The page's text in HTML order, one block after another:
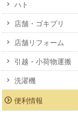
ハト
店舗・ゴキブリ
店舗リフォーム
引越・小荷物運搬
洗濯機
便利情報